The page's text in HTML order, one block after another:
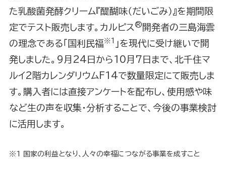
た乳酸菌発酵クリーム『醍醐味（だいごみ）』を期間限
定でテスト販売します。カルピス ® 開発者の三島海雲
の理念である「国利民福※1
」を現代に受け継いで開
発しました。9月24日から10月7日まで、北千住マ
ルイ2階カレンダリウムF14で数量限定にて販売しま
す。購入者には直接アンケートを配布し、使用感や味
など生の声を収集・分析することで、今後の事業検討
に活用します。
※1 国家の利益となり、人々の幸福につながる事業を成すこと